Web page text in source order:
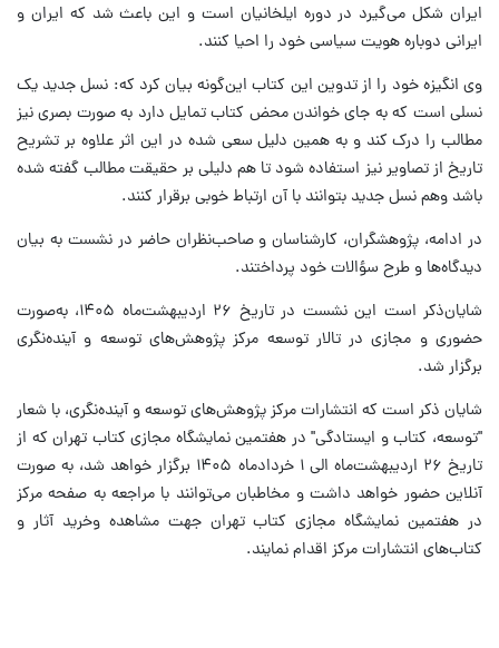
ایران شکل می‌گیرد در دوره ایلخانیان است و این باعث شد که ایران و
ایرانی دوباره هویت سیاسی خود را احیا کنند.
وی انگیزه خود را از تدوین این کتاب این‌گونه بیان کرد که: نسل جدید یک
نسلی است که به جای خواندن محض کتاب تمایل دارد به صورت بصری نیز
مطالب را درک کند و به همین دلیل سعی شده در این اثر علاوه بر تشریح
تاریخ از تصاویر نیز استفاده شود تا هم دلیلی بر حقیقت مطالب گفته شده
باشد وهم نسل جدید بتوانند با آن ارتباط خوبی برقرار کنند.
در ادامه، پژوهشگران، کارشناسان و صاحب‌نظران حاضر در نشست به بیان
دیدگاه‌ها و طرح سؤالات خود پرداختند.
شایان‌ذکر است این نشست در تاریخ ۲۶ اردیبهشت‌ماه ۱۴۰۵، به‌صورت
حضوری و مجازی در تالار توسعه مرکز پژوهش‌های توسعه و آینده‌نگری
برگزار شد.
شایان ذکر است که انتشارات مرکز پژوهش‌های توسعه و آینده‌نگری، با شعار
"توسعه، کتاب و ایستادگی" در هفتمین نمایشگاه مجازی کتاب تهران که از
تاریخ ۲۶ اردیبهشت‌ماه الی ۱ خردادماه ۱۴۰۵ برگزار خواهد شد، به صورت
آنلاین حضور خواهد داشت و مخاطبان می‌توانند با مراجعه به صفحه مرکز
در هفتمین نمایشگاه مجازی کتاب تهران جهت مشاهده وخرید آثار و
کتاب‌های انتشارات مرکز اقدام نمایند.